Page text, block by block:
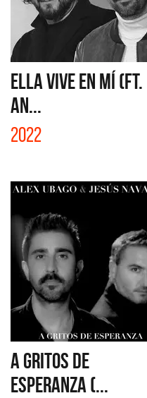
ELLA VIVE EN MÍ (FT.
AN...
2022
A GRITOS DE
ESPERANZA (...